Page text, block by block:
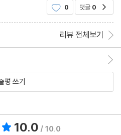
따름이다.
0 댓글 0
리뷰 전체보기
평 쓰기
10.0 / 10.0